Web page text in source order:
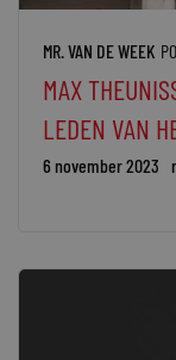
MR. VAN DE WEEK
MAX
LEDEN VAN
6 november 2023